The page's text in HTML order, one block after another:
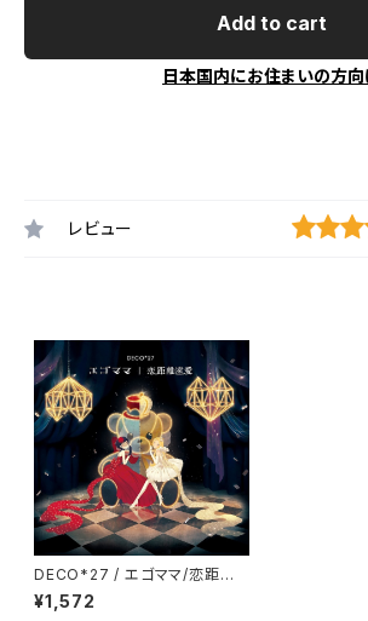
Add to cart
日本国内にお住まいの方向
レビュー
DECO*27 / エゴママ/恋距離
遠愛（初回生産限定盤）
¥1,572